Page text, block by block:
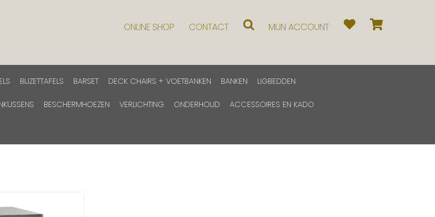
ONLINE SHOP CONTACT MIJN ACCOUNT
BIJZETTAFELS BARSET DECK CHAIRS + VOETBANKEN BANKEN LIGBEDDEN
BESCHERMHOEZEN VERLICHTING ONDERHOUD ACCESSOIRES EN KADO